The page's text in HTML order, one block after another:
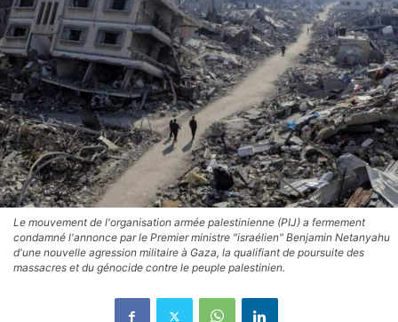
Le mouvement de l'organisation armée palestinienne (PIJ) a fermement
condamné l'annonce par le Premier ministre "israélien" Benjamin Netanyahu
d'une nouvelle agression militaire à Gaza, la qualifiant de poursuite des
massacres et du génocide contre le peuple palestinien.